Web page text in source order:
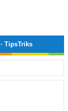
· TipsTriks